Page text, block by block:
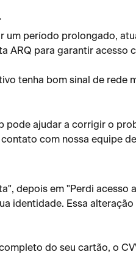
um período prolongado,
ARQ para garantir acesso
tenha bom sinal de rede
pode ajudar a corrigir o
com nossa equipe
depois em "Perdi acesso
identidade. Essa
do seu cartão, o